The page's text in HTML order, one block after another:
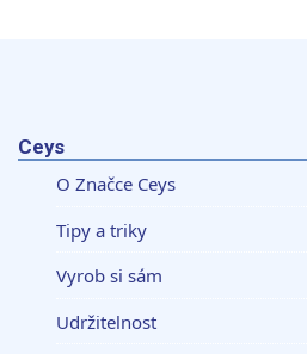
Ceys
O Značce Ceys
Tipy a triky
Vyrob si sám
Udržitelnost